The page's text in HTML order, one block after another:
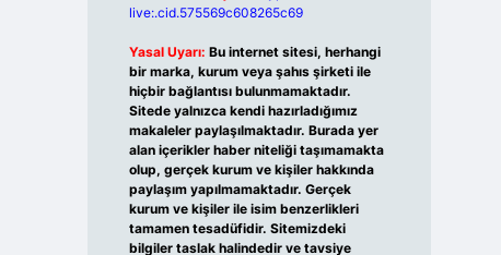
live:.cid.575569c608265c69
Yasal Uyarı: Bu internet sitesi, herhangi
bir marka, kurum veya şahıs şirketi ile
hiçbir bağlantısı bulunmamaktadır.
Sitede yalnızca kendi hazırladığımız
makaleler paylaşılmaktadır. Burada yer
alan içerikler haber niteliği taşımamakta
olup, gerçek kurum ve kişiler hakkında
paylaşım yapılmamaktadır. Gerçek
kurum ve kişiler ile isim benzerlikleri
tamamen tesadüfidir. Sitemizdeki
bilgiler taslak halindedir ve tavsiye